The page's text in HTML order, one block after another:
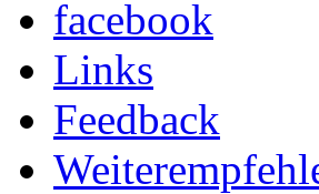
facebook
Links
Feedback